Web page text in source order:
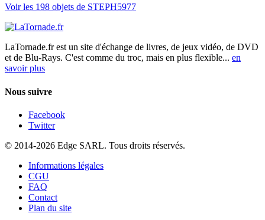
Voir les 198 objets de STEPH5977
LaTornade.frest un site d'échange de livres, de jeux vidéo, de DVD
et de Blu-Rays. C'est comme du troc, mais en plus flexible... en
savoir plus
Nous suivre
Facebook
Twitter
© 2014-2026 Edge SARL. Tous droits réservés.
Informations légales
CGU
FAQ
Contact
Plan du site